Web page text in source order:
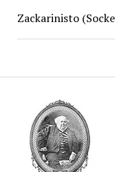
Zackarinisto